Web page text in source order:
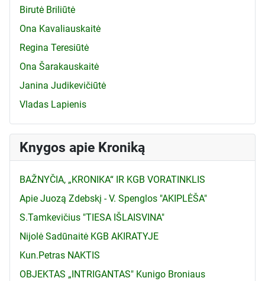
Birutė Briliūtė
Ona Kavaliauskaitė
Regina Teresiūtė
Ona Šarakauskaitė
Janina Judikevičiūtė
Vladas Lapienis
Knygos apie Kroniką
BAŽNYČIA, „KRONIKA“ IR KGB VORATINKLIS
Apie Juozą Zdebskį - V. Spenglos "AKIPLĖŠA"
S.Tamkevičius "TIESA IŠLAISVINA"
Nijolė Sadūnaitė KGB AKIRATYJE
Kun.Petras NAKTIS
OBJEKTAS „INTRIGANTAS" Kunigo Broniaus